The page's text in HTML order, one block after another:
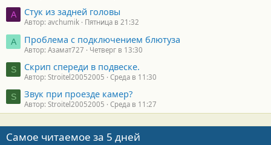
A Стук из задней головы
Автор: avchumik Пятница в 21:32
А Проблема с подключением блютуза
Автор: Азамат727 Четверг в 13:30
S Скрип спереди в подвеске.
Автор: Stroitel20052005 Среда в 11:30
S Звук при проезде камер?
Автор: Stroitel20052005 Среда в 11:27
Самое читаемое за 5 дней